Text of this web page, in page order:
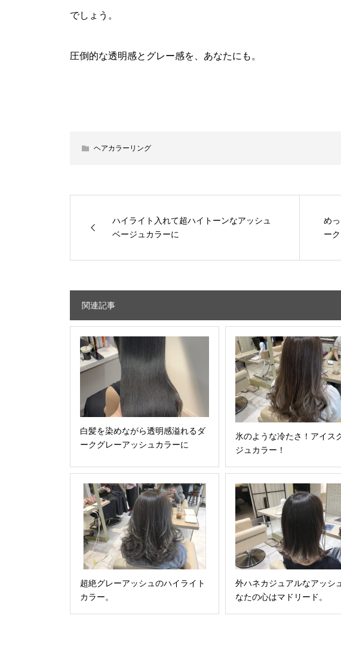
でしょう。
圧倒的な透明感とグレー感を、あなたにも。
ヘアカラーリング
ハイライト入れて超ハイトーンなアッシュ
ベージュカラーに
め
ー
関連記事
白髪を染めながら透明感溢れるダ
ークグレーアッシュカラーに
氷のような冷たさ！アイス
ジュカラー！
超絶グレーアッシュのハイライト
カラー。
外ハネカジュアルなアッシ
なたの心はマドリード。